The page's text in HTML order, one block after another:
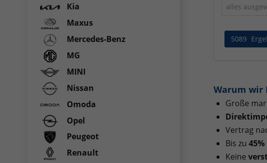
alles
5089
Warum wir
Große
Vertrag
Bis zu 45%
Keine
Kia
Maxus
Mercedes-Benz
MG
MINI
Nissan
Omoda
Opel
Peugeot
Renault